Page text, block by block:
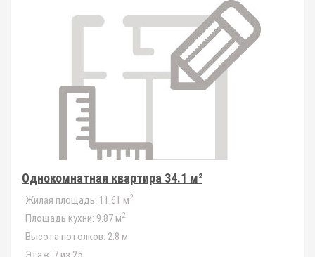
Однокомнатная квартира 34.1 м²
Жилая площадь: 11.61 м2
Площадь кухни: 9.87 м2
Высота потолков: 2.8 м